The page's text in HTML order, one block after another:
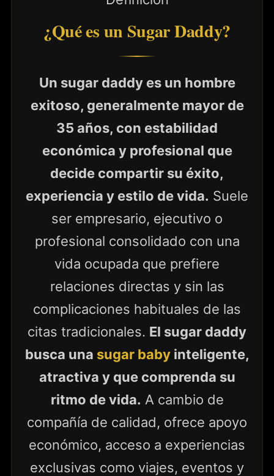
¿Qué es un Sugar Daddy?
Un sugar daddy es un hombre
exitoso, generalmente mayor de
35 años, con estabilidad
económica y profesional que
decide compartir su éxito,
experiencia y estilo de vida. Suele
ser empresario, ejecutivo o
profesional consolidado con una
vida ocupada que prefiere
relaciones directas y sin las
complicaciones habituales de las
citas tradicionales. El sugar daddy
busca una sugar babyinteligente,
atractiva y que comprenda su
ritmo de vida. A cambio de
compañía de calidad, ofrece apoyo
económico, acceso a experiencias
exclusivas como viajes, eventos y